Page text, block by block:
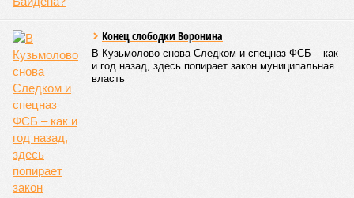
Конец слободки Воронина
В Кузьмолово снова Следком и спецназ ФСБ – как
и год назад, здесь попирает закон муниципальная
власть